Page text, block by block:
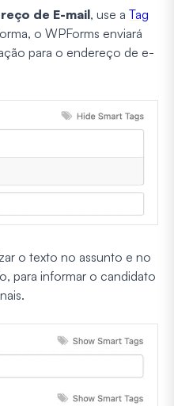
de E-mail, use a Tag
o WPForms enviará
para o endereço de e-
o texto no assunto e no
para informar o candidato